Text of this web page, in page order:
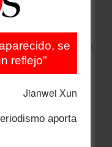
en
están en
se
reflejo"
Jianwei Xun
aporta